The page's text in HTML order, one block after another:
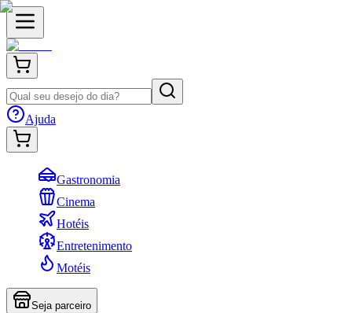
Ajuda
Gastronomia
Cinema
Hotéis
Entretenimento
Motéis
Seja parceiro